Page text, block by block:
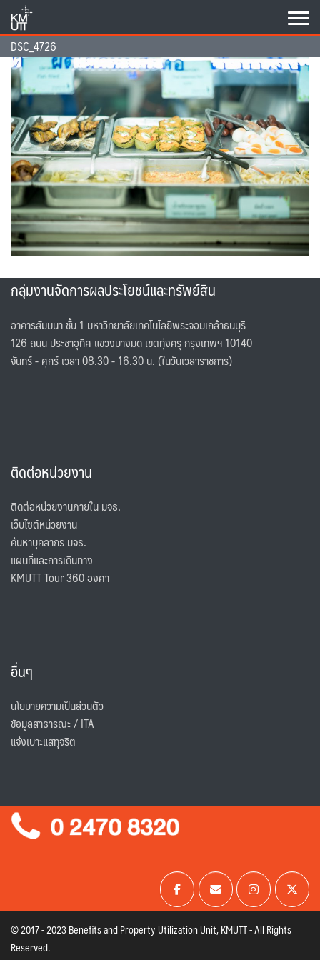
content
DSC_4726
กลุ่มงานจัดการผลประโยชน์และทรัพย์สิน
อาคารสัมมนา ชั้น 1 มหาวิทยาลัยเทคโนโลยีพระจอมเกล้าธนบุรี
126 ถนน ประชาอุทิศ แขวงบางมด เขตทุ่งครุ กรุงเทพฯ 10140
จันทร์ - ศุกร์ เวลา 08.30 - 16.30 น. (ในวันเวลาราชการ)
ติดต่อหน่วยงาน
ติดต่อหน่วยงานภายใน มจธ.
เว็บไซต์หน่วยงาน
ค้นหาบุคลากร มจธ.
แผนที่และการเดินทาง
KMUTT Tour 360 องศา
อื่นๆ
นโยบายความเป็นส่วนตัว
ข้อมูลสาธารณะ / ITA
แจ้งเบาะแสทุจริต
© 2017 - 2023 Benefits and Property Utilization Unit, KMUTT - All Rights
Reserved.